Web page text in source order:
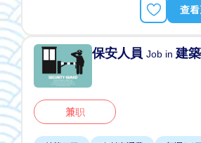
查
保安人員Job in建
兼职